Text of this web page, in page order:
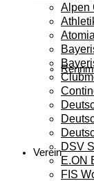
Verein
Alpen
DSV
E.ON
FIS